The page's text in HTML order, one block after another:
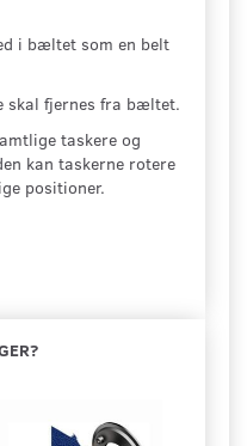
i bæltet som en belt
skal fjernes fra bæltet.
taskere og
kan taskerne rotere
positioner.